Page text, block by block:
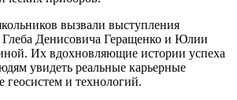
вызвали выступления
Денисовича Геращенко и Юлии
Их вдохновляющие истории успеха
увидеть реальные карьерные
геосистем и технологий.